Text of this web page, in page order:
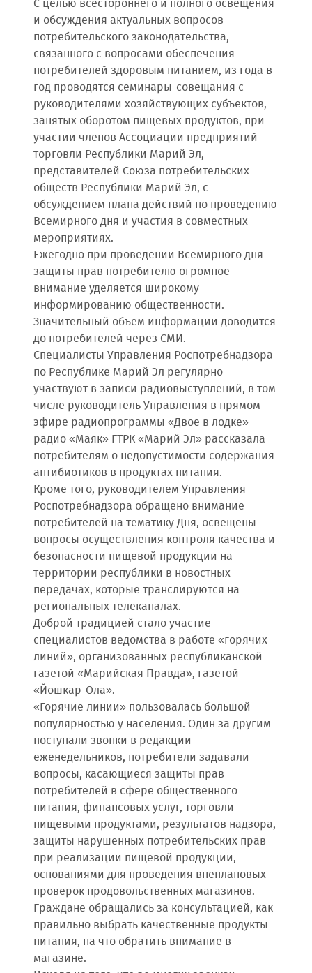
С целью всестороннего и полного освещения
и обсуждения актуальных вопросов
потребительского законодательства,
связанного с вопросами обеспечения
потребителей здоровым питанием, из года в
год проводятся семинары-совещания с
руководителями хозяйствующих субъектов,
занятых оборотом пищевых продуктов, при
участии членов Ассоциации предприятий
торговли Республики Марий Эл,
представителей Союза потребительских
обществ Республики Марий Эл, с
обсуждением плана действий по проведению
Всемирного дня и участия в совместных
мероприятиях.
Ежегодно при проведении Всемирного дня
защиты прав потребителю огромное
внимание уделяется широкому
информированию общественности.
Значительный объем информации доводится
до потребителей через СМИ.
Специалисты Управления Роспотребнадзора
по Республике Марий Эл регулярно
участвуют в записи радиовыступлений, в том
числе руководитель Управления в прямом
эфире радиопрограммы «Двое в лодке»
радио «Маяк» ГТРК «Марий Эл» рассказала
потребителям о недопустимости содержания
антибиотиков в продуктах питания.
Кроме того, руководителем Управления
Роспотребнадзора обращено внимание
потребителей на тематику Дня, освещены
вопросы осуществления контроля качества и
безопасности пищевой продукции на
территории республики в новостных
передачах, которые транслируются на
региональных телеканалах.
Доброй традицией стало участие
специалистов ведомства в работе «горячих
линий», организованных республиканской
газетой «Марийская Правда», газетой
«Йошкар-Ола».
«Горячие линии» пользовалась большой
популярностью у населения. Один за другим
поступали звонки в редакции
еженедельников, потребители задавали
вопросы, касающиеся защиты прав
потребителей в сфере общественного
питания, финансовых услуг, торговли
пищевыми продуктами, результатов надзора,
защиты нарушенных потребительских прав
при реализации пищевой продукции,
основаниями для проведения внеплановых
проверок продовольственных магазинов.
Граждане обращались за консультацией, как
правильно выбрать качественные продукты
питания, на что обратить внимание в
магазине.